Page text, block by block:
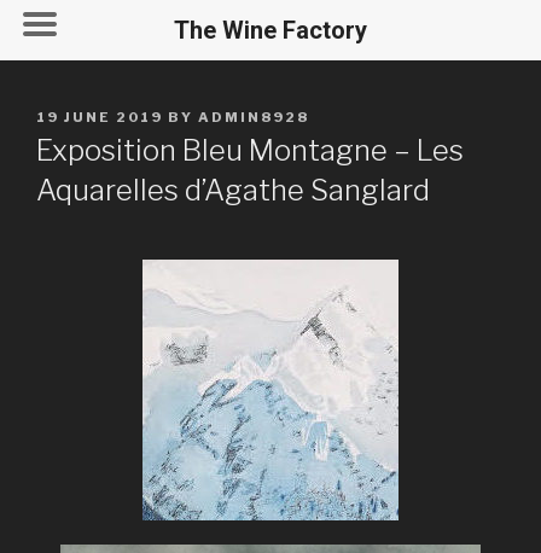
19 JUNE 2019 BY ADMIN8928
Exposition Bleu Montagne – Les
Aquarelles d’Agathe Sanglard
The Wine Factory